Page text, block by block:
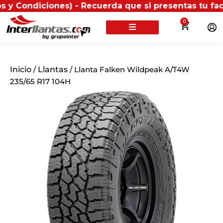
- Recuerda que si presentas tu factura
0
Inicio / Llantas / Llanta Falken Wildpeak A/T4W
235/65 R17 104H